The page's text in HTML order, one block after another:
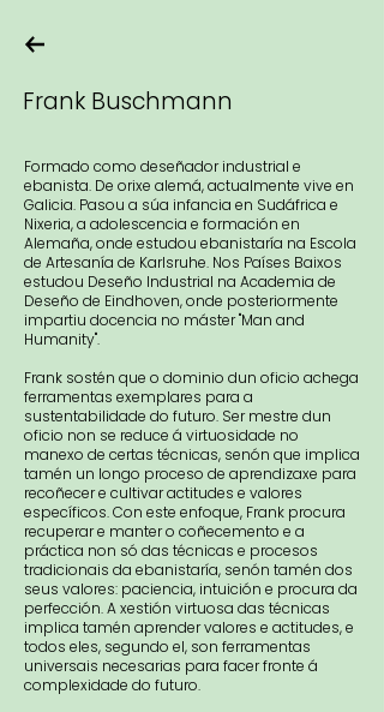
Frank Buschmann
Formado como deseñador industrial e
ebanista. De orixe alemá, actualmente vive en
Galicia. Pasou a súa infancia en Sudáfrica e
Nixeria, a adolescencia e formación en
Alemaña, onde estudou ebanistaría na Escola
de Artesanía de Karlsruhe. Nos Países Baixos
estudou Deseño Industrial na Academia de
Deseño de Eindhoven, onde posteriormente
impartiu docencia no máster "Man and
Humanity".
Frank sostén que o dominio dun oficio achega
ferramentas exemplares para a
sustentabilidade do futuro. Ser mestre dun
oficio non se reduce á virtuosidade no
manexo de certas técnicas, senón que implica
tamén un longo proceso de aprendizaxe para
recoñecer e cultivar actitudes e valores
específicos. Con este enfoque, Frank procura
recuperar e manter o coñecemento e a
práctica non só das técnicas e procesos
tradicionais da ebanistaría, senón tamén dos
seus valores: paciencia, intuición e procura da
perfección. A xestión virtuosa das técnicas
implica tamén aprender valores e actitudes, e
todos eles, segundo el, son ferramentas
universais necesarias para facer fronte á
complexidade do futuro.